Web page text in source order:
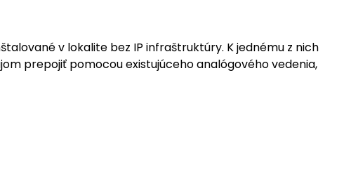
v lokalite bez IP infraštruktúry. K jednému z nich
prepojiť pomocou existujúceho analógového vedenia,